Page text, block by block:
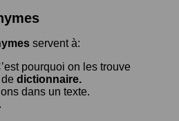
servent à:
pourquoi on les trouve
dictionnaire.
dans un texte.